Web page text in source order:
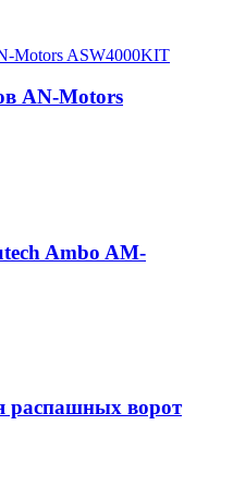
AN-Motors
Ambo AM-
распашных ворот